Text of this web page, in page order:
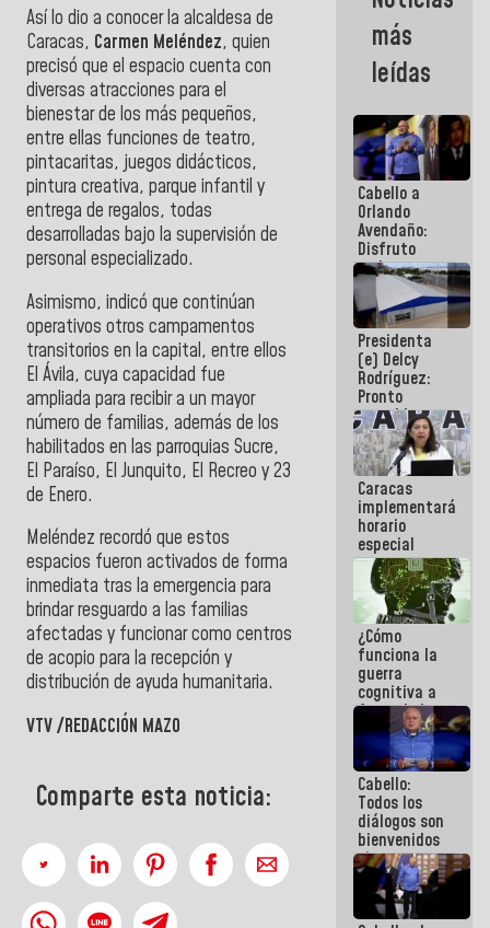
Así lo dio a conocer la alcaldesa de
Caracas, Carmen Meléndez, quien
precisó que el espacio cuenta con
diversas atracciones para el
bienestar de los más pequeños,
entre ellas funciones de teatro,
pintacaritas, juegos didácticos,
pintura creativa, parque infantil y
entrega de regalos, todas
desarrolladas bajo la supervisión de
personal especializado.
Asimismo, indicó que continúan
operativos otros campamentos
transitorios en la capital, entre ellos
El Ávila, cuya capacidad fue
ampliada para recibir a un mayor
número de familias, además de los
habilitados en las parroquias Sucre,
El Paraíso, El Junquito, El Recreo y 23
de Enero.
Meléndez recordó que estos
espacios fueron activados de forma
inmediata tras la emergencia para
brindar resguardo a las familias
afectadas y funcionar como centros
de acopio para la recepción y
distribución de ayuda humanitaria.
VTV /REDACCIÓN MAZO
Comparte esta noticia:
México Sub
23 en los
Centroamericanos
más
leídas
Cabello a
Orlando
Avendaño:
Disfruto
cada vez
que escribes
porque lo
que haces
es
embarrarla
Presidenta
(e) Delcy
Rodríguez:
Pronto
restableceremos
las
operaciones
en el
Aeropuerto
Internacional
de
Maiquetía
Caracas
implementará
horario
especial
para
adaptarse
al plan de
ahorro
energético
¿Cómo
funciona la
guerra
cognitiva a
favor de la
narrativa
hegemónica?
(1)
Cabello:
Todos los
diálogos son
bienvenidos
siempre que
estén en el
marco de la
Constitución